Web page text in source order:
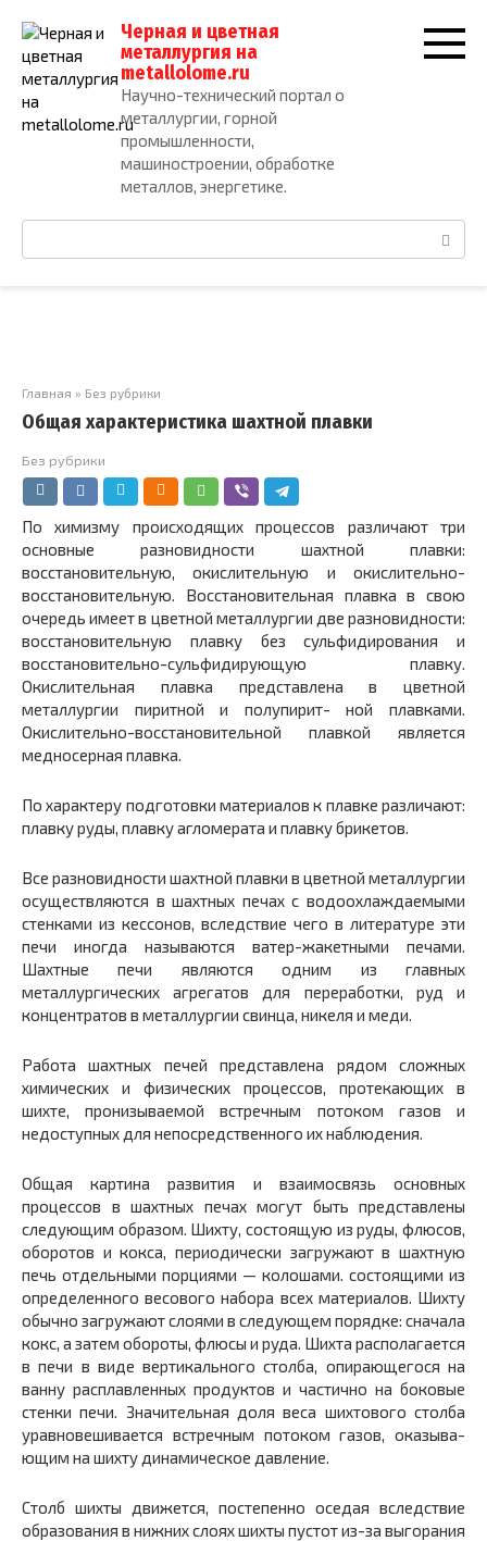
контенту
Черная и цветная
металлургия на
metallolome.ru
Научно-технический портал о
металлургии, горной
промышленности,
машиностроении, обработке
металлов, энергетике.
Главная » Без рубрики
Общая характеристика шахтной плавки
Без рубрики
По химизму происходящих процессов различают три
основ­ные разновидности шахтной плавки:
восстановительную, окис­лительную и окислительно-
восстановительную. Восстановительная плавка в свою
очередь имеет в цветной металлургии две раз­новидности:
восстановительную плавку без сульфидирования и
восстановительно-сульфидирующую плавку.
Окислительная пла­вка представлена в цветной
металлургии пиритной и полупирит- ной плавками.
Окислительно-восстановительной плавкой явля­ется
медносерная плавка.
По характеру подготовки материалов к плавке различают:
плавку руды, плавку агломерата и плавку брикетов.
Все разновидности шахтной плавки в цветной металлургии
осуществляются в шахтных печах с водоохлаждаемыми
стенками из кессонов, вследствие чего в литературе эти
печи иногда на­зываются ватер-жакетными печами.
Шахтные печи являются одним из главных
металлургических агрегатов для переработки, руд и
концентратов в металлургии свинца, никеля и меди.
Работа шахтных печей представлена рядом сложных
хими­ческих и физических процессов, протекающих в
шихте, прони­зываемой встречным потоком газов и
недоступных для непос­редственного их наблюдения.
Общая картина развития и взаимосвязь основных
процессов в шахтных печах могут быть представлены
следующим образом. Шихту, состоящую из руды, флюсов,
оборотов и кокса, периоди­чески загружают в шахтную
печь отдельными порциями — коло­шами. состоящими из
определенного весового набора всех ма­териалов. Шихту
обычно загружают слоями в следующем поряд­ке: сначала
кокс, а затем обороты, флюсы и руда. Шихта распо­лагается
в печи в виде вертикального столба, опирающегося на
ванну расплавленных продуктов и частично на боковые
стенки печи. Значительная доля веса шихтового столба
уравновешивается встречным потоком газов, оказыва­
ющим на шихту динамическое давление.
Столб шихты движется, постепенно оседая вследствие
образования в нижних слоях шихты пустот из-за выгорания